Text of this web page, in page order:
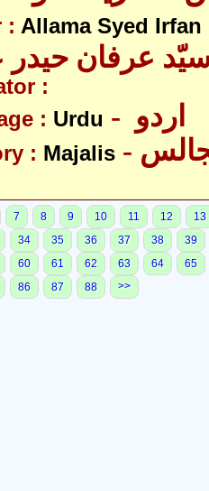
: Allama Syed
عرفان حیدر
:
: Urdu
: Majalis
7 8 9 10 11 12
13
34 35 36 37 38
39
60 61 62 63 64
65
86 87 88 >>